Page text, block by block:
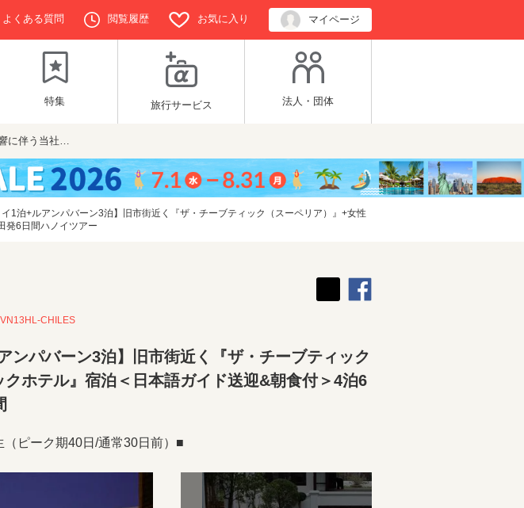
よくある質問 閲覧履歴 お気に入り マイページ
特集 旅行サービス 法人・団体
に伴う当社…
1泊+ルアンパバーン3泊】旧市街近く『ザ・チーブティック（スーペリア）』+女性
発6日間ハノイツアー
CHILES
ンパバーン3泊】旧市街近く『ザ・チーブティック
ホテル』宿泊＜日本語ガイド送迎&朝食付＞4泊6
ピーク期40日/通常30日前）■